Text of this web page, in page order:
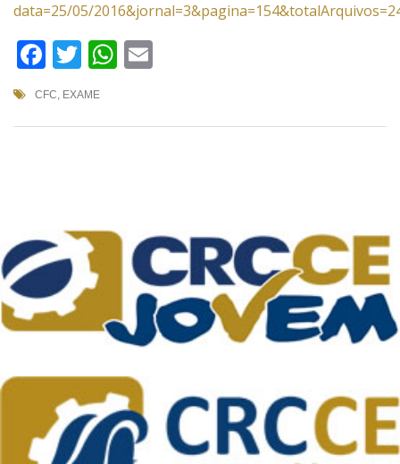
data=25/05/
Facebook
TwitterWhatsApp
CFC, EXAME